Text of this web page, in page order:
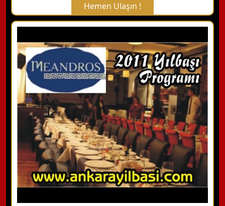
Hemen Ulaşın !
X Kapat
WhatsApp ile Bilgi Alın
Hemen Arayın
Detaylı Bilgi Alın